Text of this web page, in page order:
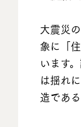
大震災
象に「
います
は揺れ
造であ